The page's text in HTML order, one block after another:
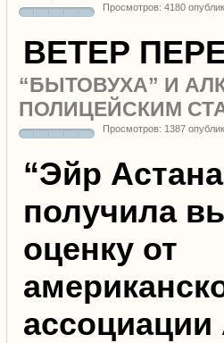
Просмотров: 4180
ВЕТЕР
“БЫТОВУХА” И
ПОЛИЦЕЙСКИМ
Просмотров: 1387
“Эйр
получила
оценку от
ассоциации